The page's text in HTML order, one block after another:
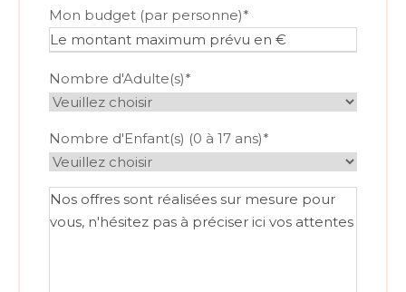
Mon budget (par personne)*
Nombre d'Adulte(s)*
Nombre d'Enfant(s) (0 à 17 ans)*
V
o